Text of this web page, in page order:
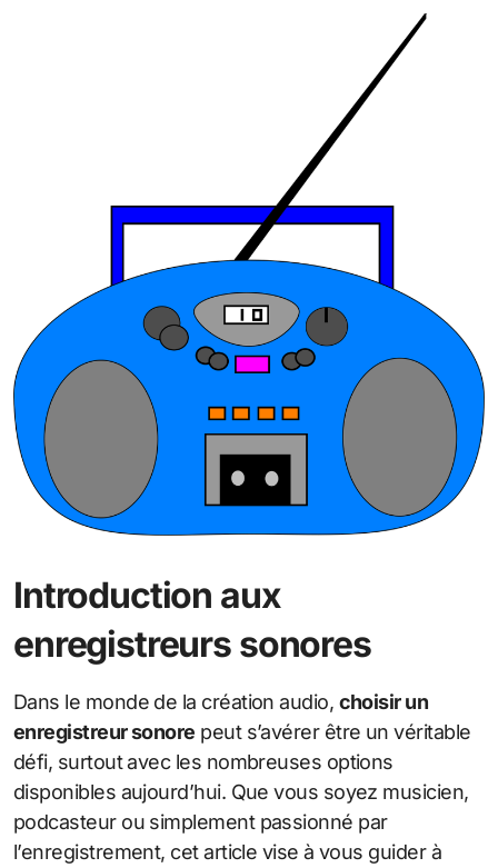
Introduction aux
enregistreurs sonores
Dans le monde de la création audio, choisir un
enregistreur sonore peut s’avérer être un véritable
défi, surtout avec les nombreuses options
disponibles aujourd’hui. Que vous soyez musicien,
podcasteur ou simplement passionné par
l’enregistrement, cet article vise à vous guider à